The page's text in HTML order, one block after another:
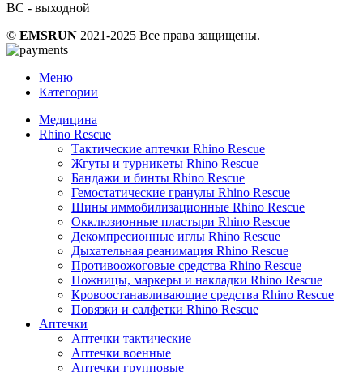
ВС - выходной
© EMSRUN 2021-2025 Все права защищены.
Меню
Категории
Медицина
Rhino Rescue
Тактические аптечки Rhino Rescue
Жгуты и турникеты Rhino Rescue
Бандажи и бинты Rhino Rescue
Гемостатические гранулы Rhino Rescue
Шины иммобилизационные Rhino Rescue
Окклюзионные пластыри Rhino Rescue
Декомпресионные иглы Rhino Rescue
Дыхательная реанимация Rhino Rescue
Противоожоговые средства Rhino Rescue
Ножницы, маркеры и накладки Rhino Rescue
Кровоостанавливающие средства Rhino Rescue
Повязки и салфетки Rhino Rescue
Аптечки
Аптечки тактические
Аптечки военные
Аптечки групповые